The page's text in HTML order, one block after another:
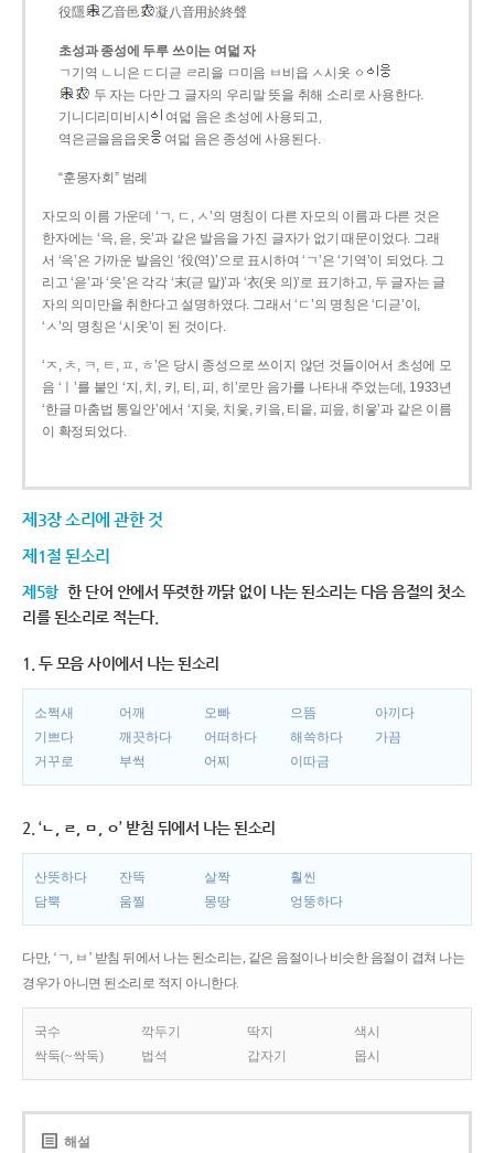
役隱
乙音邑 凝八音用於終聲
초성과 종성에 두루 쓰이는 여덟 자
ㄱ기역 ㄴ니은 ㄷ디귿 ㄹ리을 ㅁ미음 ㅂ비읍 ㅅ시옷 ㆁ
두 자는 다만 그 글자의 우리말 뜻을 취해 소리로 사용한다.
기니디리미비시
여덟 음은 초성에 사용되고,
역은귿을음읍옷
여덟 음은 종성에 사용된다.
“훈몽자회” 범례
자모의 이름 가운데 ‘ㄱ, ㄷ, ㅅ’의 명칭이 다른 자모의 이름과 다른 것은
한자에는 ‘윽, 읃, 읏’과 같은 발음을 가진 글자가 없기 때문이었다. 그래
서 ‘윽’은 가까운 발음인 ‘役(역)’으로 표시하여 ‘ㄱ’은 ‘기역’이 되었다. 그
리고 ‘읃’과 ‘읏’은 각각 ‘末(귿 말)’과 ‘衣(옷 의)’로 표기하고, 두 글자는 글
자의 의미만을 취한다고 설명하였다. 그래서 ‘ㄷ’의 명칭은 ‘디귿’이,
‘ㅅ’의 명칭은 ‘시옷’이 된 것이다.
‘ㅈ, ㅊ, ㅋ, ㅌ, ㅍ, ㅎ’은 당시 종성으로 쓰이지 않던 것들이어서 초성에 모
음 ‘ㅣ’를 붙인 ‘지, 치, 키, 티, 피, 히’로만 음가를 나타내 주었는데, 1933년
‘한글 마춤법 통일안’에서 ‘지읒, 치읓, 키읔, 티읕, 피읖, 히읗’과 같은 이름
이 확정되었다.
제3장 소리에 관한 것
제1절 된소리
제5항 한 단어 안에서 뚜렷한 까닭 없이 나는 된소리는 다음 음절의 첫소
리를 된소리로 적는다.
1. 두 모음 사이에서 나는 된소리
소쩍새 어깨 오빠 으뜸
아끼다
기쁘다
깨끗하다 어떠하다 해쓱하다
가끔
거꾸로
부썩 어찌 이따금
2. ‘ㄴ, ㄹ, ㅁ, ㅇ’ 받침 뒤에서 나는 된소리
산뜻하다 잔뜩 살짝
훨씬
담뿍
움찔 몽땅 엉뚱하다
다만, ‘ㄱ, ㅂ’ 받침 뒤에서 나는 된소리는, 같은 음절이나 비슷한 음절이 겹쳐 나는
경우가 아니면 된소리로 적지 아니한다.
국수 깍두기 딱지
색시
싹둑(~싹둑)
법석 갑자기 몹시
해설